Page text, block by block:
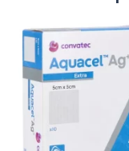
niet-
steriel
rollen
aantal